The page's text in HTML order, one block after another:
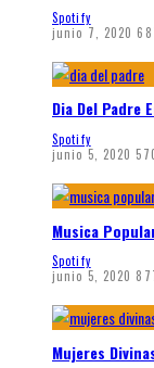
Spotify
junio 7, 2020
Dia Del Padre
Spotify
junio 5, 2020
Musica
Spotify
junio 5, 2020
Mujeres